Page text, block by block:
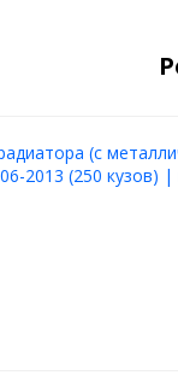
(с
2013 (250 кузов) |